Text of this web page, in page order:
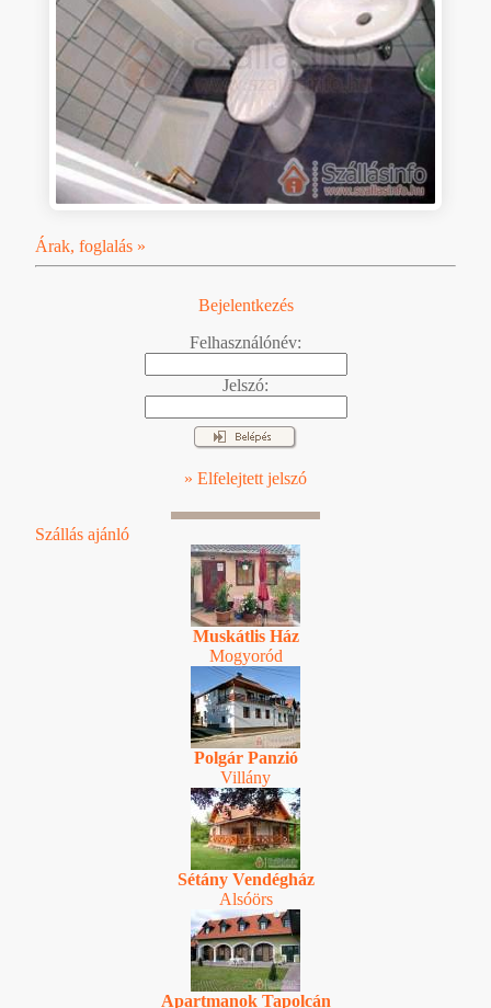
Árak, foglalás »
Bejelentkezés
Felhasználónév:
Jelszó:
» Elfelejtett jelszó
Szállás ajánló
Muskátlis Ház
Mogyoród
Polgár Panzió
Villány
Sétány Vendégház
Alsóörs
Apartmanok Tapolcán